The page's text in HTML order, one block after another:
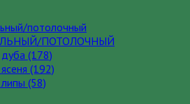
ПОТОЛОЧНЫЙ
(178)
(192)
(58)